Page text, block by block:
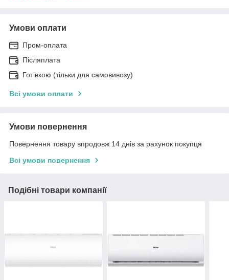
Умови оплати
Пром-оплата
Післяплата
Готівкою (тільки для самовивозу)
Всі умови оплати
Умови повернення
Повернення товару впродовж 14 днів за рахунок покупця
Всі умови повернення
Подібні товари компанії